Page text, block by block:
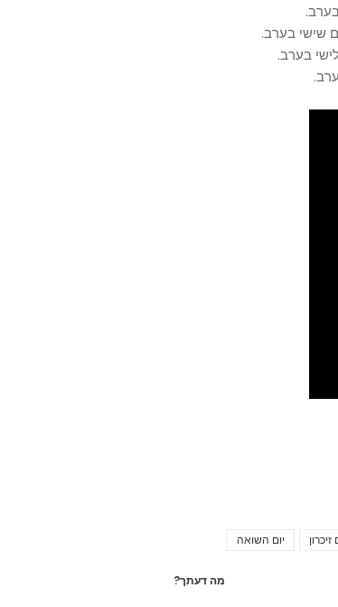
יום השואה זיכרון
מה דעתך?